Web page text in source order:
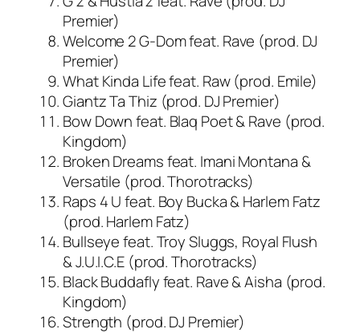
Premier)
Welcome 2 G-Dom feat. Rave (prod. DJ
Premier)
What Kinda Life feat. Raw (prod. Emile)
Giantz Ta Thiz (prod. DJ Premier)
Bow Down feat. Blaq Poet & Rave (prod.
Kingdom)
Broken Dreams feat. Imani Montana &
Versatile (prod. Thorotracks)
Raps 4 U feat. Boy Bucka & Harlem Fatz
(prod. Harlem Fatz)
Bullseye feat. Troy Sluggs, Royal Flush
& J.U.I.C.E (prod. Thorotracks)
Black Buddafly feat. Rave & Aisha (prod.
Kingdom)
Strength (prod. DJ Premier)